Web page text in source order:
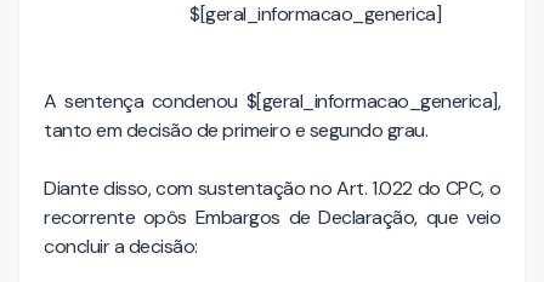
$[geral_informacao_generica]
A sentença condenou $[geral_informacao_generica],
tanto em decisão de primeiro e segundo grau.
Diante disso, com sustentação no Art. 1.022 do CPC, o
recorrente opôs Embargos de Declaração, que veio
concluir a decisão: